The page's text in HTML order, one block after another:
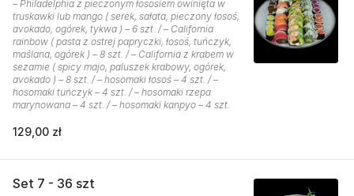
– Philadelphia z pieczonym łososiem owinięta w
truskawki lub mango ( serek, sałata, pieczony łosoś,
avokado, ogórek, tykwa ) – 6 szt. / – California
rainbow ( pasta z ostrej papryczki, łosoś, tuńczyk,
maślana, ogórek ) – 8 szt. / – California z krabem w
sezamie ( spicy majo, paluszek krabowy, ogórek,
avokado ) – 8 szt. / – hosomaki łosoś – 4 szt. / –
hosomaki tuńczyk – 4 szt. / – hosomaki rzepa
marynowana – 4 szt. / – hosomaki kanpyo – 4 szt.
129,00 zł
Set 7 - 36 szt